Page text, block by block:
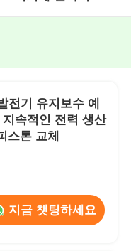
전기 유지보수 예
속적인 전력 생산
스톤 교체
지금 챗팅하세요